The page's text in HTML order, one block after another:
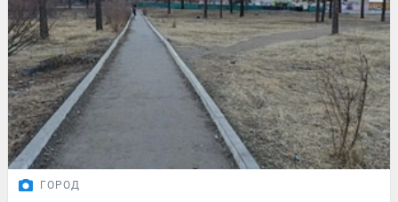
ГОРОД